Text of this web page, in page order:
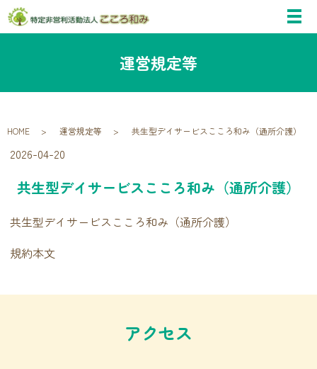
運営規定等
HOME 運営規定等 共生型デイサービスこころ和み（通所介護）
2026-04-20
共生型デイサービスこころ和み（通所介護）
共生型デイサービスこころ和み（通所介護）
規約本文
アクセス